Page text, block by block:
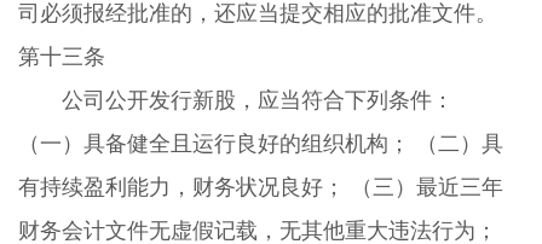
司必须报经批准的，还应当提交相应的批准文件。
第十三条
公司公开发行新股，应当符合下列条件：
（一）具备健全且运行良好的组织机构； （二）具
有持续盈利能力，财务状况良好； （三）最近三年
财务会计文件无虚假记载，无其他重大违法行为；